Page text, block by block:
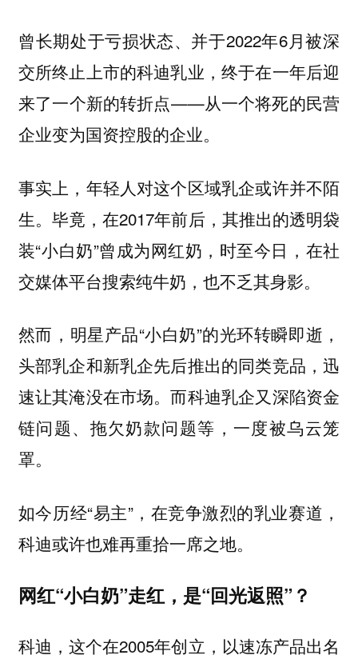
曾长期处于亏损状态、并于2022年6月被深
交所终止上市的科迪乳业，终于在一年后迎
来了一个新的转折点——从一个将死的民营
企业变为国资控股的企业。
事实上，年轻人对这个区域乳企或许并不陌
生。毕竟，在2017年前后，其推出的透明袋
装“小白奶”曾成为网红奶，时至今日，在社
交媒体平台搜索纯牛奶，也不乏其身影。
然而，明星产品“小白奶”的光环转瞬即逝，
头部乳企和新乳企先后推出的同类竞品，迅
速让其淹没在市场。而科迪乳企又深陷资金
链问题、拖欠奶款问题等，一度被乌云笼
罩。
如今历经“易主”，在竞争激烈的乳业赛道，
科迪或许也难再重拾一席之地。
网红“小白奶”走红，是“回光返照”？
科迪，这个在2005年创立，以速冻产品出名